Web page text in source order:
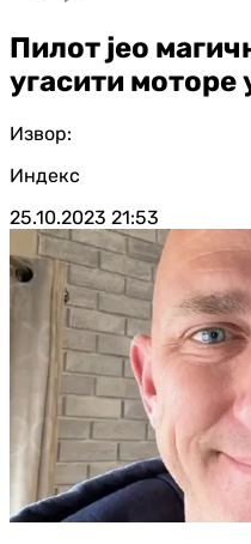
Пилот јео
угасити моторе
Извор:
Индекс
25.10.2023 21:53